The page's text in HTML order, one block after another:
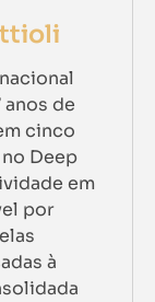
de
cinco
Deep
em
por
à